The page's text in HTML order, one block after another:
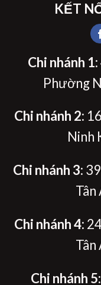
KẾT
Chi nhánh 1
Phường
Chi nhánh 2:
Ninh
Chi nhánh 3:
Tân
Chi nhánh 4:
Tân
Chi nhánh 5: